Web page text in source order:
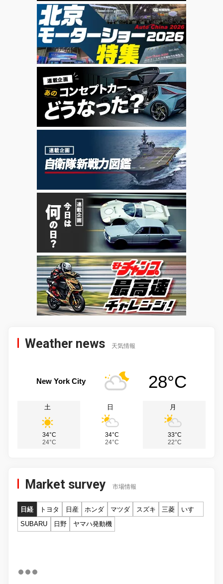
Weather news 天気情報
New York City 28°C
土
34°C
24°C
日
34°C
24°C
月
33°C
22°C
Market survey 市場情報
日経 トヨタ 日産 ホンダ マツダ スズキ 三菱
いすゞ
SUBARU
日野 ヤマハ発動機